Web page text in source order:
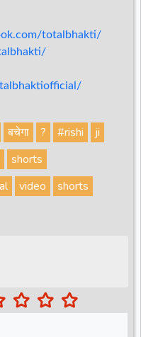
totalbhakti/
बचेगा ? #rishi
ji
shorts
video
shorts